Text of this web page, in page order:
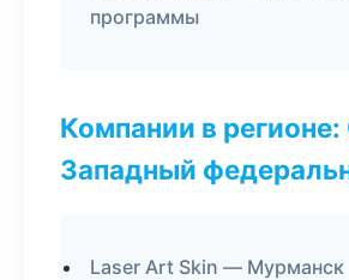
программы
Компании в
Западный
Laser Art Skin — Мурманск